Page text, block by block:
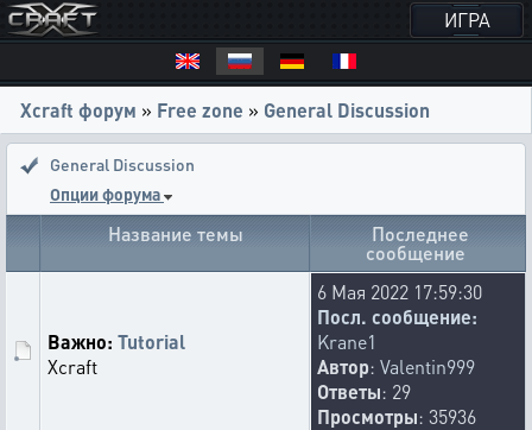
ИГРА
Xcraft форум » Free zone » General Discussion
General Discussion
Опции форума
Название темы Последнее
сообщение
Важно: Tutorial
Xcraft
6 Мая 2022 17:59:30
Посл. сообщение:
Krane1
Автор: Valentin999
Ответы: 29
Просмотры: 35936